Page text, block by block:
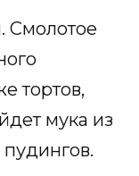
Смолотое
тортов,
мука из